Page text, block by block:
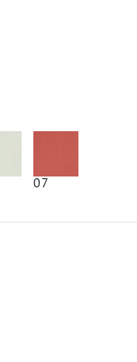
07